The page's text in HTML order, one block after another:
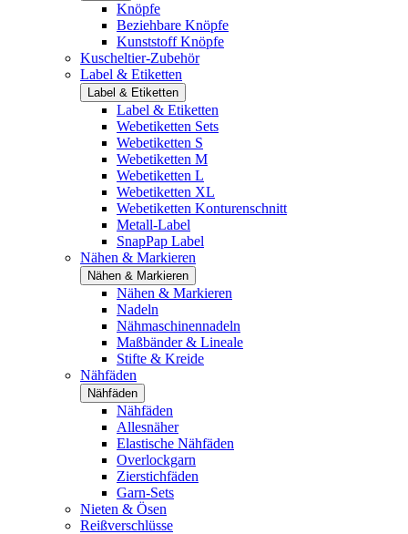
Knöpfe
Beziehbare Knöpfe
Kunststoff Knöpfe
Kuscheltier-Zubehör
Label & Etiketten
Label & Etiketten
Label & Etiketten
Webetiketten Sets
Webetiketten S
Webetiketten M
Webetiketten L
Webetiketten XL
Webetiketten Konturenschnitt
Metall-Label
SnapPap Label
Nähen & Markieren
Nähen & Markieren
Nähen & Markieren
Nadeln
Nähmaschinennadeln
Maßbänder & Lineale
Stifte & Kreide
Nähfäden
Nähfäden
Nähfäden
Allesnäher
Elastische Nähfäden
Overlockgarn
Zierstichfäden
Garn-Sets
Nieten & Ösen
Reißverschlüsse